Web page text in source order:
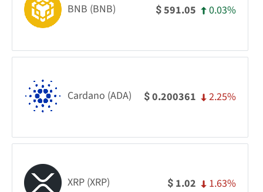
BNB (BNB) $591.05 0.03%
Cardano (ADA) $0.200361 2.25%
XRP (XRP) $ 1.02 1.63%